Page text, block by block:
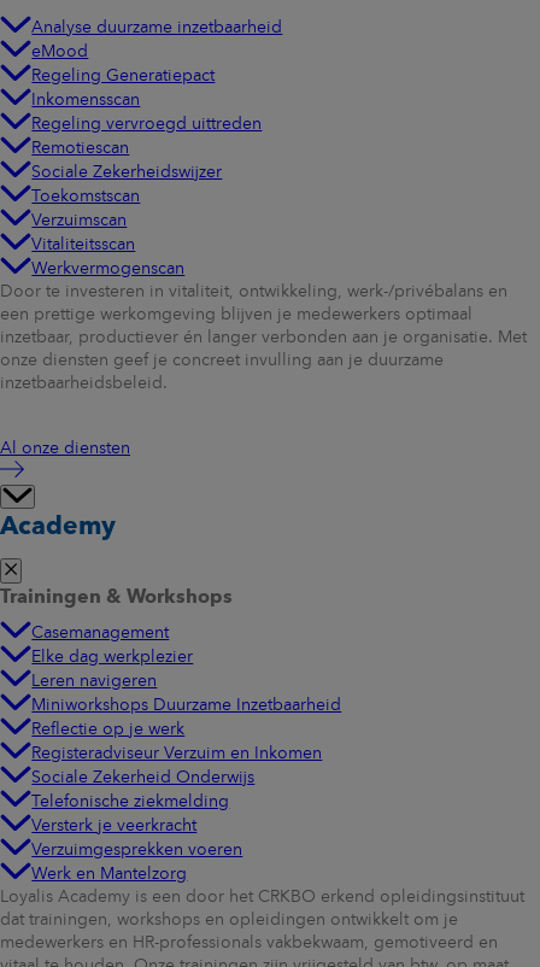
Analyse duurzame inzetbaarheid
eMood
Regeling Generatiepact
Inkomensscan
Regeling vervroegd uittreden
Remotiescan
Sociale Zekerheidswijzer
Toekomstscan
Verzuimscan
Vitaliteitsscan
Werkvermogenscan
Door te investeren in vitaliteit, ontwikkeling, werk-/privébalans en
een prettige werkomgeving blijven je medewerkers optimaal
inzetbaar, productiever én langer verbonden aan je organisatie. Met
onze diensten geef je concreet invulling aan je duurzame
inzetbaarheidsbeleid.
Al onze diensten
Academy
Trainingen & Workshops
Casemanagement
Elke dag werkplezier
Leren navigeren
Miniworkshops Duurzame Inzetbaarheid
Reflectie op je werk
Registeradviseur Verzuim en Inkomen
Sociale Zekerheid Onderwijs
Telefonische ziekmelding
Versterk je veerkracht
Verzuimgesprekken voeren
Werk en Mantelzorg
Loyalis Academy is een door het CRKBO erkend opleidingsinstituut
dat trainingen, workshops en opleidingen ontwikkelt om je
medewerkers en HR-professionals vakbekwaam, gemotiveerd en